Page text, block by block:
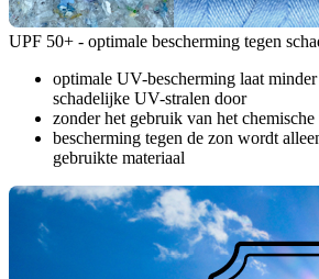
UPF 50+ - optimale bescherming tegen
optimale UV-bescherming laat
schadelijke UV-stralen door
zonder het gebruik van het
bescherming tegen de zon wordt
gebruikte materiaal